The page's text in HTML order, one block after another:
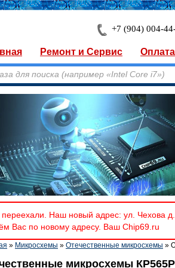
+7 (904) 004-
Ремонт и Сервис
Наш новый адрес: ул. Чехова
Вас по новому адресу. Ваш Chip69.ru
» Микросхемы » Отечественные микросхемы »
микросхемы